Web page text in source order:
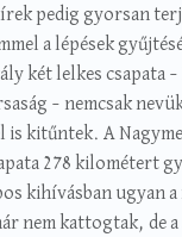
pedig gyorsan
a lépések
két lelkes csapata –
– nemcsak
kitűntek. A
278 kilométert
kihívásban ugyan a
nem kattogtak, de